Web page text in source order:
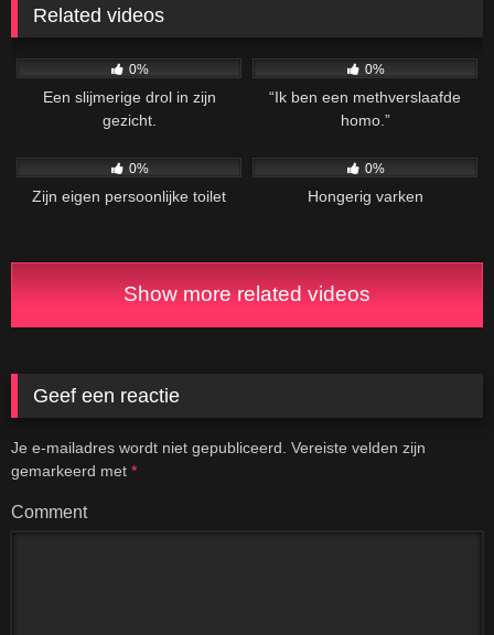
Related videos
0%
Een slijmerige drol in zijn
gezicht.
0%
“Ik ben een methverslaafde
homo.”
0%
Zijn eigen persoonlijke toilet
0%
Hongerig varken
Show more related videos
Geef een reactie
Je e-mailadres wordt niet gepubliceerd. Vereiste velden zijn
gemarkeerd met *
Comment